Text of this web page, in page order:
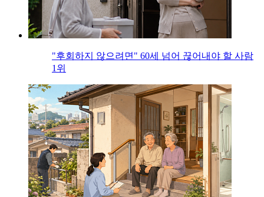
"후회하지 않으려면" 60세 넘어 끊어내야 할 사람
1위